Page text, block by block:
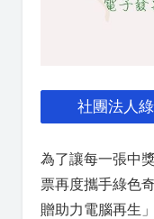
社團法人
為了讓每一張中
票再度攜手綠色
贈助力電腦再生